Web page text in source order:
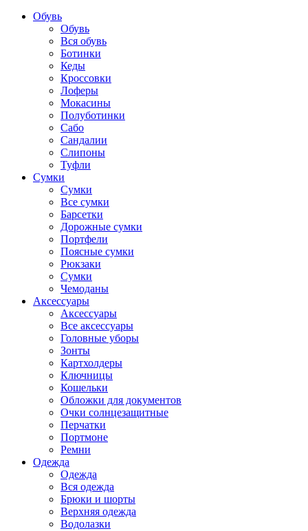
Обувь
Обувь
Вся обувь
Ботинки
Кеды
Кроссовки
Лоферы
Мокасины
Полуботинки
Сабо
Сандалии
Слипоны
Туфли
Сумки
Сумки
Все сумки
Барсетки
Дорожные сумки
Портфели
Поясные сумки
Рюкзаки
Сумки
Чемоданы
Аксессуары
Аксессуары
Все аксессуары
Головные уборы
Зонты
Картхолдеры
Ключницы
Кошельки
Обложки для документов
Очки солнцезащитные
Перчатки
Портмоне
Ремни
Одежда
Одежда
Вся одежда
Брюки и шорты
Верхняя одежда
Водолазки